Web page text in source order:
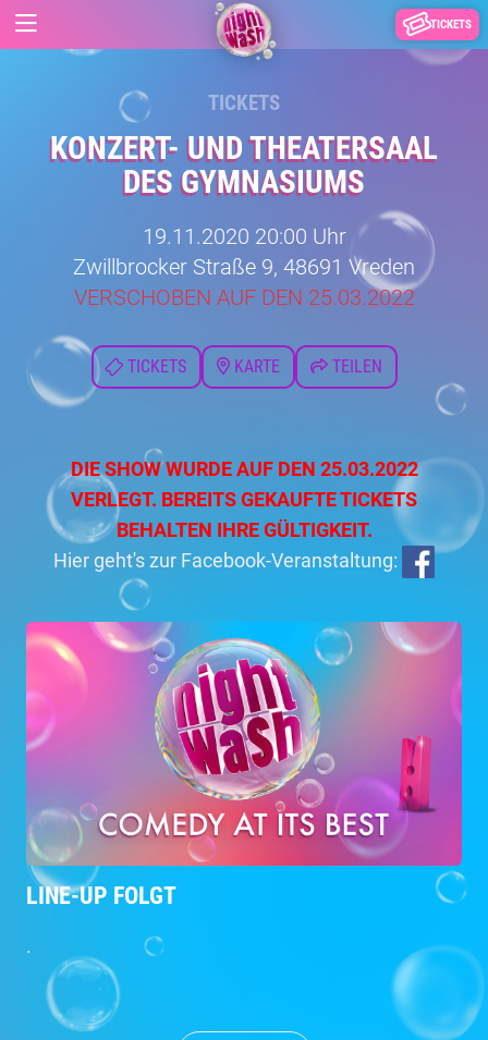
TICKETS
TICKETS
KONZERT- UND THEATERSAAL
DES GYMNASIUMS
19.11.2020 20:00 Uhr
Zwillbrocker Straße 9, 48691 Vreden
VERSCHOBEN AUF DEN 25.03.2022
TICKETS KARTE TEILEN
DIE SHOW WURDE AUF DEN 25.03.2022
VERLEGT. BEREITS GEKAUFTE TICKETS
BEHALTEN IHRE GÜLTIGKEIT.
Hier geht's zur Facebook-Veranstaltung:
LINE-UP FOLGT
.